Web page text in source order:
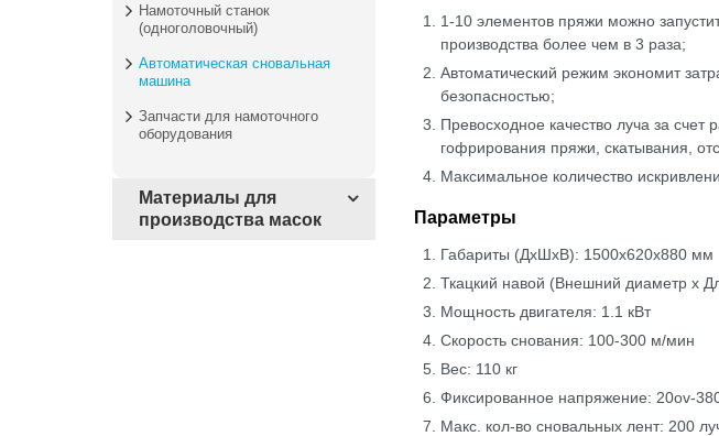
1-10 элементов пряжи можно
производства более чем в 3 раза;
Автоматический режим экономит
безопасностью;
Превосходное качество луча за счет
гофрирования пряжи, скатывания,
Максимальное количество
Параметры
Габариты (ДxШxВ): 1500x620x880 мм
Ткацкий навой (Внешний диаметр x
Мощность двигателя: 1.1 кВт
Скорость снования: 100-300 м/мин
Вес: 110 кг
Фиксированное напряжение: 20ov-
Макс. кол-во сновальных лент: 200
Намоточный станок
(одноголовочный)
Автоматическая сновальная
машина
Запчасти для намоточного
оборудования
Материалы для
производства масок